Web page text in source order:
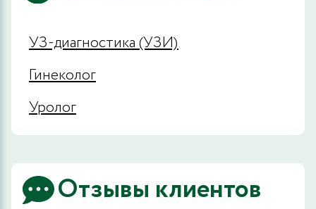
УЗ-диагностика (УЗИ)
Гинеколог
Уролог
Отзывы клиентов